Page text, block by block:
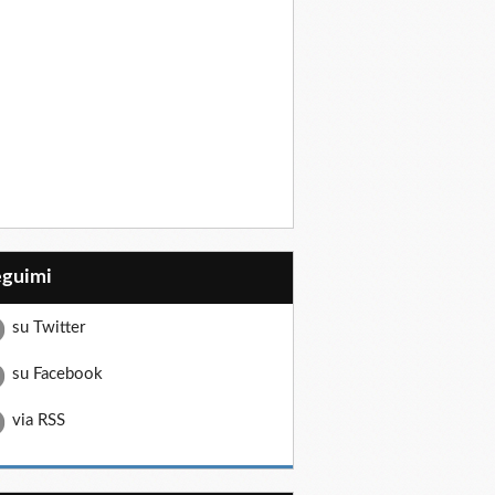
su Twitter
su Facebook
via RSS